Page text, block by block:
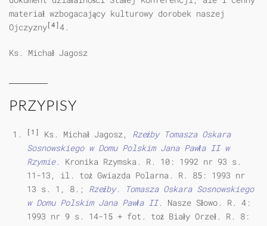
materiał wzbogacający kulturowy dorobek naszej
Ojczyzny[4]4.
Ks. Michał Jagosz
PRZYPISY
[1] Ks. Michał Jagosz, Rzeźby Tomasza Oskara
Sosnowskiego w Domu Polskim Jana Pawła II w
Rzymie. Kronika Rzymska. R. 10: 1992 nr 93 s.
11-13, il. toż Gwiazda Polarna. R. 85: 1993 nr
13 s. 1, 8.; Rzeźby. Tomasza Oskara Sosnowskiego
w Domu Polskim Jana Pawła II. Nasze Słowo. R. 4:
1993 nr 9 s. 14-15 + fot. toż Biały Orzeł. R. 8: